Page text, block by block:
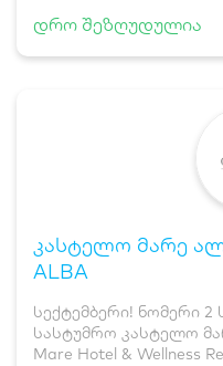
დრო შეზღუდულია
კასტელო მარე
ALBA
სექტემბერი! ნომერი
სასტუმრო კასტელო
Mare Hotel & Wellness